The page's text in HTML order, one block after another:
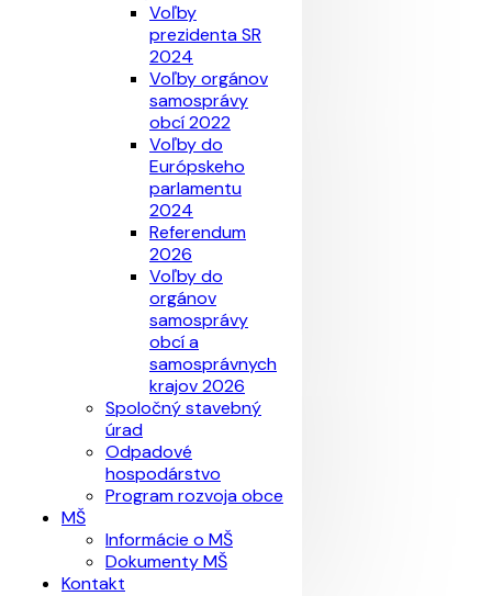
Voľby
prezidenta SR
2024
Voľby orgánov
samosprávy
obcí 2022
Voľby do
Európskeho
parlamentu
2024
Referendum
2026
Voľby do
orgánov
samosprávy
obcí a
samosprávnych
krajov 2026
Spoločný stavebný
úrad
Odpadové
hospodárstvo
Program rozvoja obce
MŠ
Informácie o MŠ
Dokumenty MŠ
Kontakt